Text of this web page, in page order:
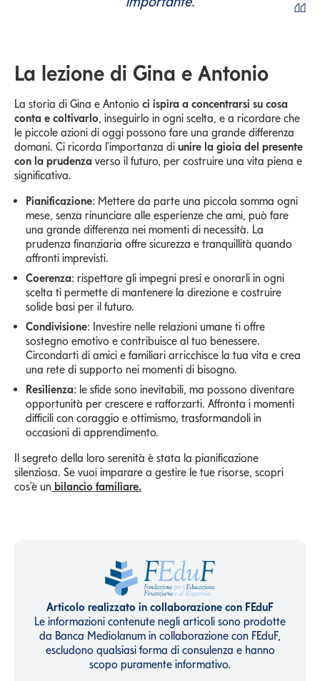
La lezione di Gina e Antonio
La storia di Gina e Antonio ci ispira a concentrarsi su cosa
conta e coltivarlo, inseguirlo in ogni scelta, e a ricordare che
le piccole azioni di oggi possono fare una grande differenza
domani. Ci ricorda l'importanza di unire la gioia del presente
con la prudenza verso il futuro, per costruire una vita piena e
significativa.
Pianificazione: Mettere da parte una piccola somma ogni
mese, senza rinunciare alle esperienze che ami, può fare
una grande differenza nei momenti di necessità. La
prudenza finanziaria offre sicurezza e tranquillità quando
affronti imprevisti.
Coerenza: rispettare gli impegni presi e onorarli in ogni
scelta ti permette di mantenere la direzione e costruire
solide basi per il futuro.
Condivisione: Investire nelle relazioni umane ti offre
sostegno emotivo e contribuisce al tuo benessere.
Circondarti di amici e familiari arricchisce la tua vita e crea
una rete di supporto nei momenti di bisogno.
Resilienza: le sfide sono inevitabili, ma possono diventare
opportunità per crescere e rafforzarti. Affronta i momenti
difficili con coraggio e ottimismo, trasformandoli in
occasioni di apprendimento.
Il segreto della loro serenità è stata la pianificazione
silenziosa. Se vuoi imparare a gestire le tue risorse, scopri
cos'è un bilancio familiare.
Articolo realizzato in collaborazione con FEduF
Le informazioni contenute negli articoli sono prodotte
da Banca Mediolanum in collaborazione con FEduF,
escludono qualsiasi forma di consulenza e hanno
scopo puramente informativo.